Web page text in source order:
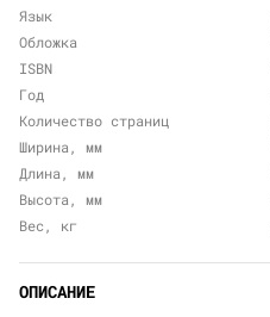
Язык
Обложка
ISBN
Год
Количество страниц
Ширина, мм
Длина, мм
Высота, мм
Вес, кг
ОПИСАНИЕ